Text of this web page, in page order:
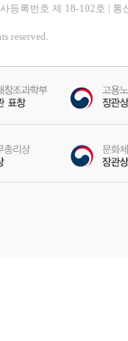
등록번호 제 18-102호 |
reserved.